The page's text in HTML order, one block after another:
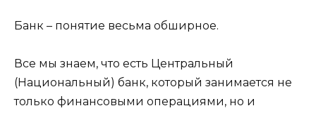
Банк – понятие весьма обширное.
Все мы знаем, что есть Центральный
(Национальный) банк, который занимается не
только финансовыми операциями, но и